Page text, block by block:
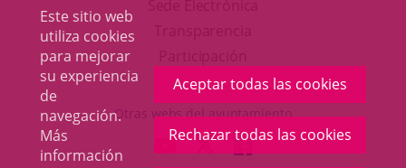
Este sitio web
utiliza cookies
para mejorar
su experiencia
de
navegación.
Más
información
Aceptar todas las cookies
Rechazar todas las cookies
en
una
ventana
nueva.
aplicación
externa.
Otras webs del ayuntamiento
ENLACEENLACEENLACE